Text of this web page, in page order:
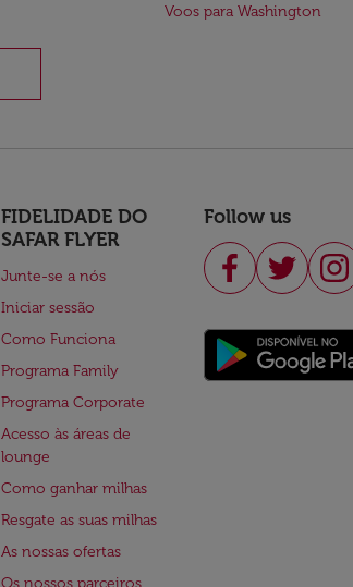
Voos para Washington
FIDELIDADE DO
SAFAR FLYER
Junte-se a nós
Iniciar sessão
Como Funciona
Programa Family
Programa Corporate
Acesso às áreas de
lounge
Como ganhar milhas
Resgate as suas milhas
As nossas ofertas
Os nossos parceiros
Follow us